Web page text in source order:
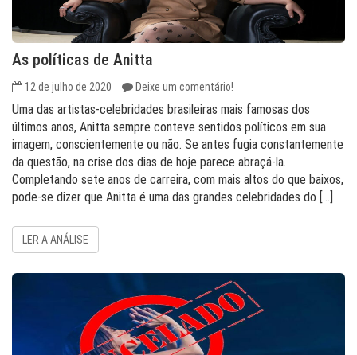
As políticas de Anitta
12 de julho de 2020 Deixe um comentário!
Uma das artistas-celebridades brasileiras mais famosas dos
últimos anos, Anitta sempre conteve sentidos políticos em sua
imagem, conscientemente ou não. Se antes fugia constantemente
da questão, na crise dos dias de hoje parece abraçá-la.
Completando sete anos de carreira, com mais altos do que baixos,
pode-se dizer que Anitta é uma das grandes celebridades do […]
LER A ANÁLISE